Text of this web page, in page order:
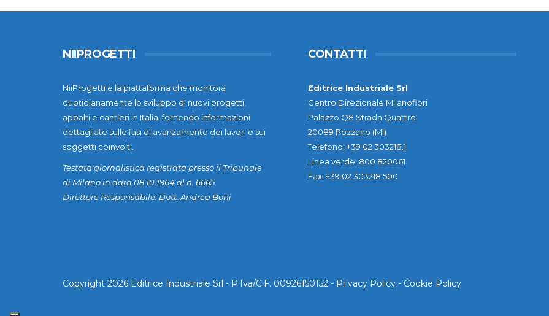
NIIPROGETTI
NiiProgetti è la piattaforma che monitora
quotidianamente lo sviluppo di nuovi progetti,
appalti e cantieri in Italia, fornendo informazioni
dettagliate sulle fasi di avanzamento dei lavori e sui
soggetti coinvolti.
Testata giornalistica registrata presso il Tribunale
di Milano in data 08.10.1964 al n. 6665
Direttore Responsabile: Dott. Andrea Boni
CONTATTI
Editrice Industriale Srl
Centro Direzionale Milanofiori
Palazzo Q8 Strada Quattro
20089 Rozzano (MI)
Telefono: +39 02 303218.1
Linea verde: 800 820061
Fax: +39 02 303218.500
Copyright 2026 Editrice Industriale Srl - P.Iva/C.F. 00926150152 - Privacy Policy - Cookie Policy